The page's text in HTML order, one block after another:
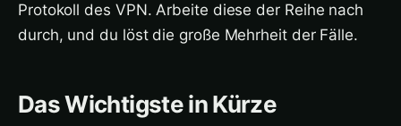
Protokoll des VPN. Arbeite diese der Reihe nach
durch, und du löst die große Mehrheit der Fälle.
Das Wichtigste in Kürze